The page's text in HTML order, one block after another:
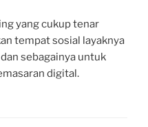
yang cukup tenar
tempat sosial layaknya
sebagainya untuk
digital.